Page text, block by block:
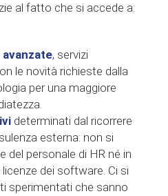
al fatto che si accede a:
, servizi
le novità richieste dalla
per una maggiore
determinati dal ricorrere
esterna: non si
del personale di HR né in
dei software. Ci si
sperimentati che sanno